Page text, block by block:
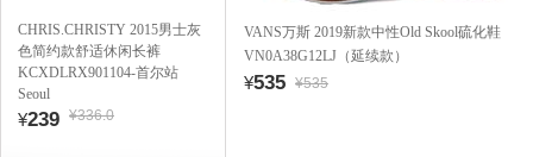
CHRIS.CHRISTY 2015男士灰
色简约款舒适休闲长裤
KCXDLRX901104-首尔站
Seoul
¥239 ¥336.0
VANS万斯 2019新款中性Old Skool硫化鞋
VN0A38G12LJ（延续款）
¥535 ¥535